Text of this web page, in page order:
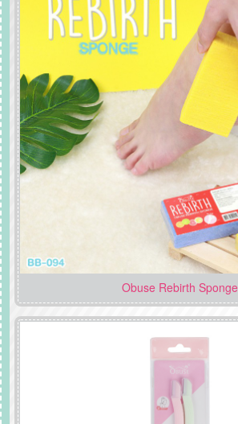
Obuse Rebirth Sponge